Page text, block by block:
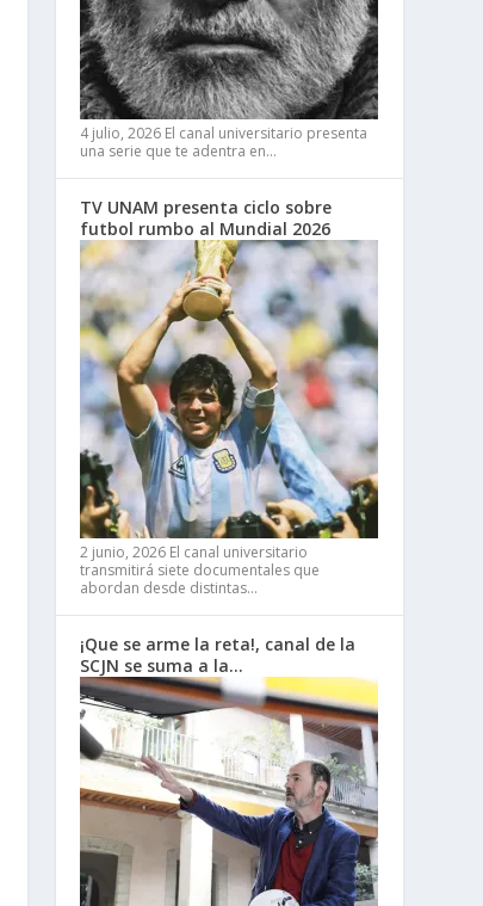
4 julio, 2026 El canal universitario presenta
una serie que te adentra en…
TV UNAM presenta ciclo sobre
futbol rumbo al Mundial 2026
2 junio, 2026 El canal universitario
transmitirá siete documentales que
abordan desde distintas…
¡Que se arme la reta!, canal de la
SCJN se suma a la…